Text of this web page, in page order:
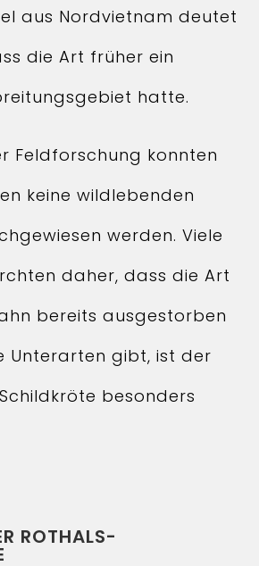
aus Nordvietnam deutet
die Art früher ein
hatte.
Feldforschung konnten
keine wildlebenden
werden. Viele
daher, dass die Art
bereits ausgestorben
Unterarten gibt, ist der
besonders
ROTHALS-